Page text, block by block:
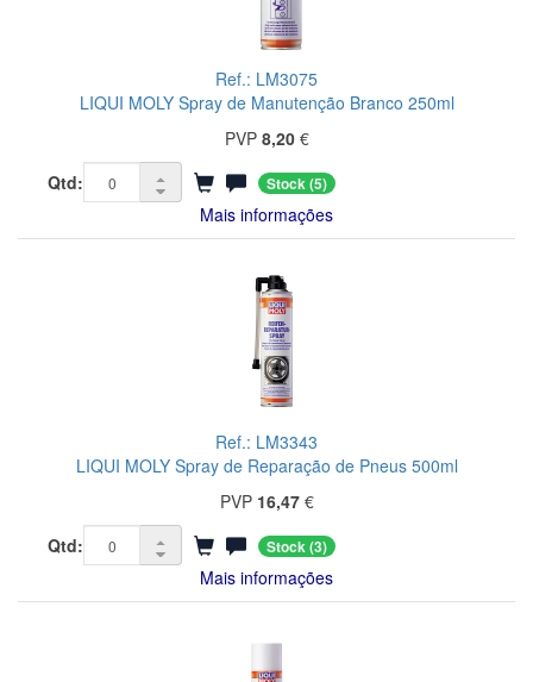
Ref.: LM3075
LIQUI MOLY Spray de Manutenção Branco 250ml
PVP 8,20€
Qtd:
Stock(5)
Mais informações
Ref.: LM3343
LIQUI MOLY Spray de Reparação de Pneus 500ml
PVP 16,47€
Qtd:
Stock(3)
Mais informações